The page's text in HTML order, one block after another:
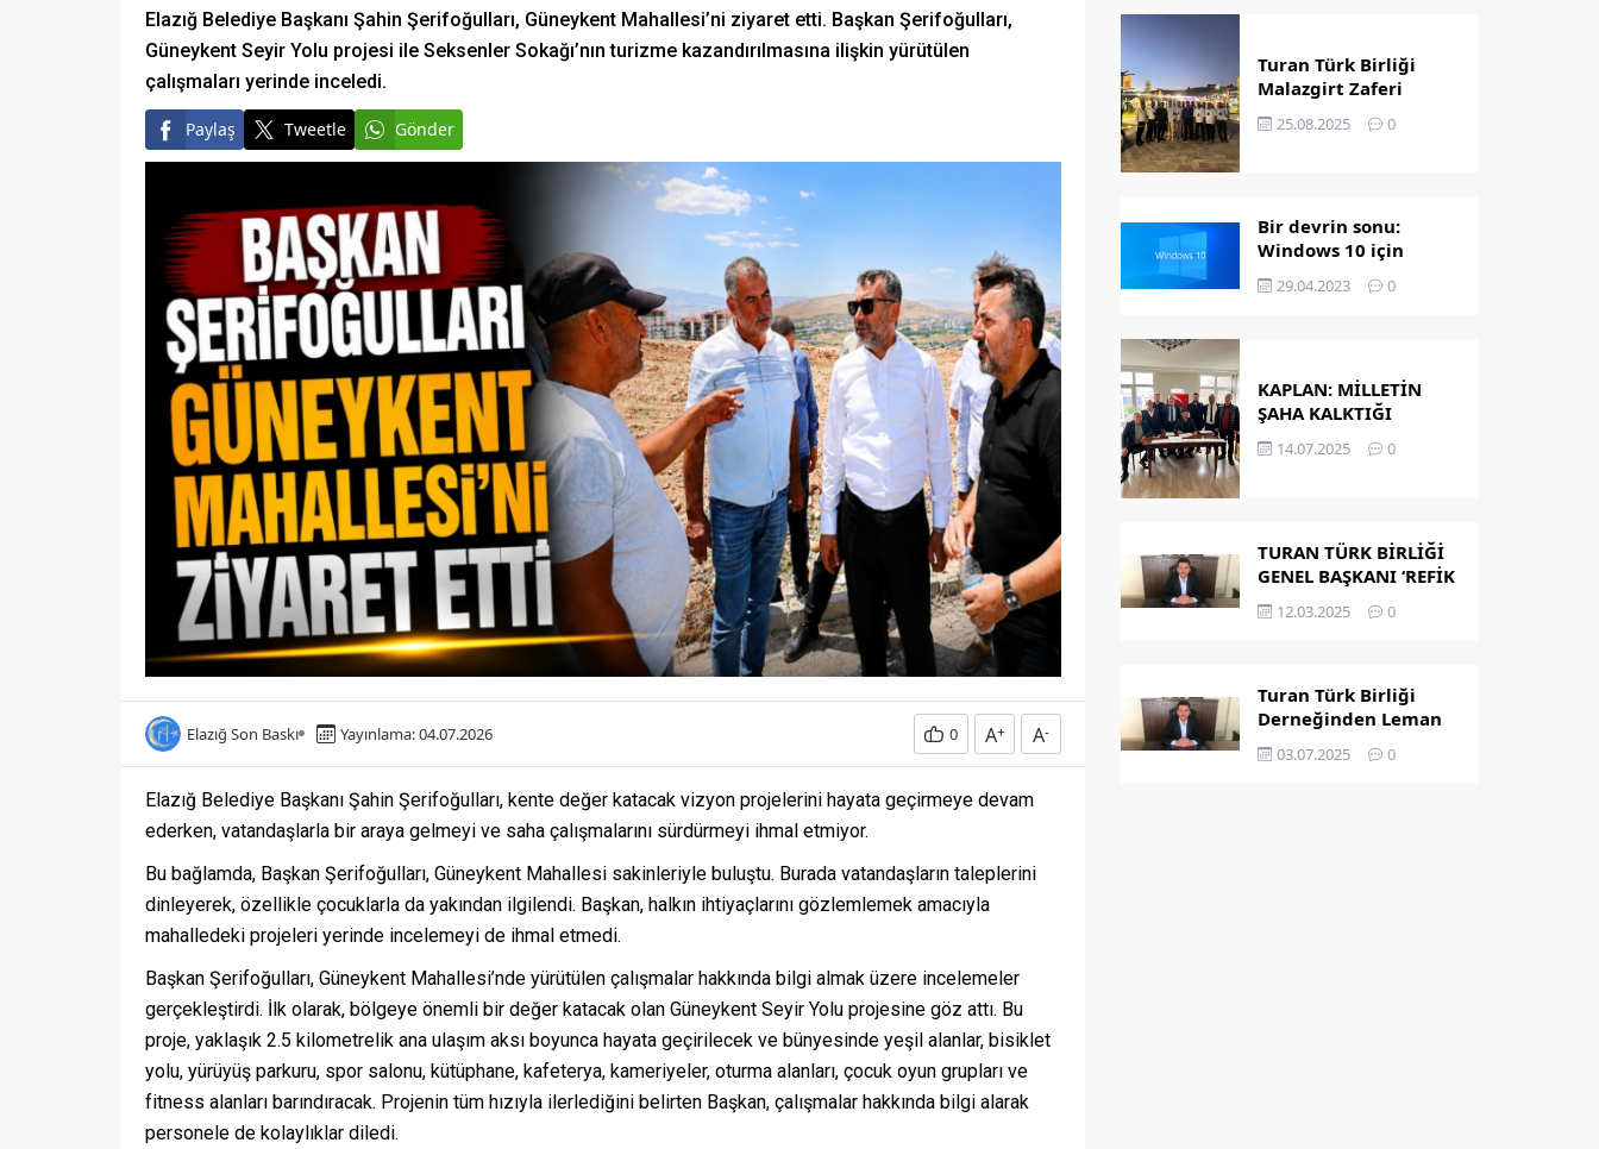
Elazığ Belediye Başkanı Şahin Şerifoğulları, Güneykent Mahallesi’ni ziyaret etti. Başkan Şerifoğulları,
Güneykent Seyir Yolu projesi ile Seksenler Sokağı’nın turizme kazandırılmasına ilişkin yürütülen
çalışmaları yerinde inceledi.
Paylaş Tweetle Gönder
Elazığ Son Baskı Yayınlama: 04.07.2026 0 A+ A-
Elazığ Belediye Başkanı Şahin Şerifoğulları, kente değer katacak vizyon projelerini hayata geçirmeye devam
ederken, vatandaşlarla bir araya gelmeyi ve saha çalışmalarını sürdürmeyi ihmal etmiyor.
Bu bağlamda, Başkan Şerifoğulları, Güneykent Mahallesi sakinleriyle buluştu. Burada vatandaşların taleplerini
dinleyerek, özellikle çocuklarla da yakından ilgilendi. Başkan, halkın ihtiyaçlarını gözlemlemek amacıyla
mahalledeki projeleri yerinde incelemeyi de ihmal etmedi.
Başkan Şerifoğulları, Güneykent Mahallesi’nde yürütülen çalışmalar hakkında bilgi almak üzere incelemeler
gerçekleştirdi. İlk olarak, bölgeye önemli bir değer katacak olan Güneykent Seyir Yolu projesine göz attı. Bu
proje, yaklaşık 2.5 kilometrelik ana ulaşım aksı boyunca hayata geçirilecek ve bünyesinde yeşil alanlar, bisiklet
yolu, yürüyüş parkuru, spor salonu, kütüphane, kafeterya, kameriyeler, oturma alanları, çocuk oyun grupları ve
fitness alanları barındıracak. Projenin tüm hızıyla ilerlediğini belirten Başkan, çalışmalar hakkında bilgi alarak
personele de kolaylıklar diledi.
Turan Türk Birliği
Malazgirt Zaferi
Kutlamalarında
25.08.2025 0
Bir devrin sonu:
Windows 10 için
destek bitiyor!
29.04.2023 0
KAPLAN: MİLLETİN
ŞAHA KALKTIĞI
GÜNDÜR
14.07.2025 0
TURAN TÜRK BİRLİĞİ
GENEL BAŞKANI ‘REFİK
KAPLAN’ OLDU
12.03.2025 0
Turan Türk Birliği
Derneğinden Leman
Dergisi’nin
Peygamber
03.07.2025 0